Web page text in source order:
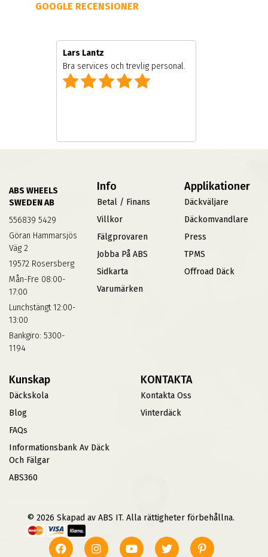
GOOGLE RECENSIONER
Lars Lantz
Bra services och trevlig personal.
ABS WHEELS
SWEDEN AB
556839 5429
Göran Hammarsjös
Väg 2
19572 Rosersberg
Mån-Fre 08:00-
17:00
Lunchstängt 12:00-
13:00
Bankgiro: 5300-
1194
Info
Betal / Finans
Villkor
Fälgprovaren
Jobba På ABS
Sidkarta
Varumärken
Applikationer
Däckväljare
Däckomvandlare
Press
TPMS
Offroad Däck
Kunskap
Däckskola
Blog
FAQs
Informationsbank Av Däck
Och Fälgar
ABS360
KONTAKTA
Kontakta Oss
Vinterdäck
© 2026 Skapad av ABS IT. Alla rättigheter förbehållna.